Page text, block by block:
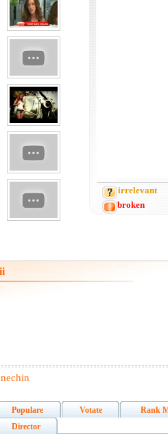
irrelevant
broken
Populare Votate
Rank
Director